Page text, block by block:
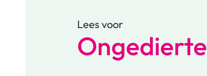
Lees voor
Ongedierte